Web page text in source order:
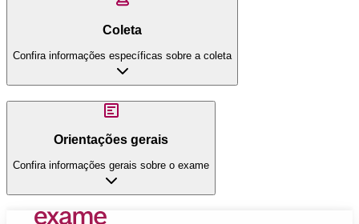
Coleta
Confira informações específicas sobre a coleta
Orientações gerais
Confira informações gerais sobre o exame